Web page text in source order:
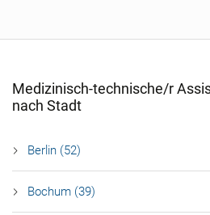
Medizinisch-technische/r
nach Stadt
Berlin (52)
Bochum (39)